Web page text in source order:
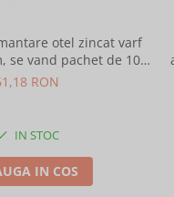
otel zincat varf
se vand pachet de 10
bucati
RON
IN STOC
IN COS